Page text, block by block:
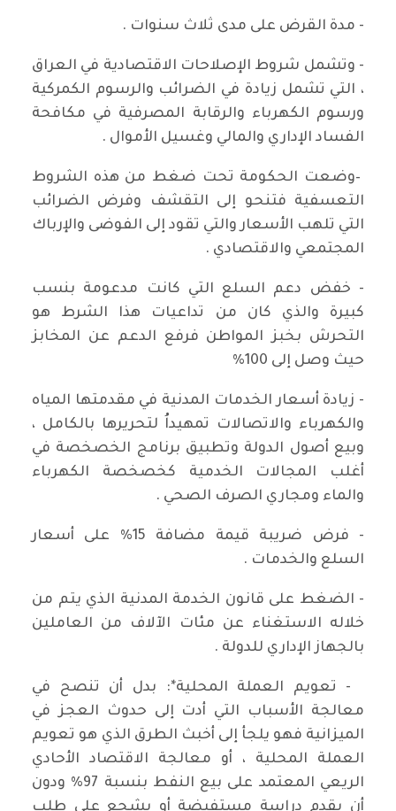
- مدة القرض على مدى ثلاث سنوات .
- وتشمل شروط الإصلاحات الاقتصادية في العراق
، التي تشمل زيادة في الضرائب والرسوم الكمركية
ورسوم الكهرباء والرقابة المصرفية في مكافحة
الفساد الإداري والمالي وغسيل الأموال .
–وضعت الحكومة تحت ضغط من هذه الشروط
التعسفية فتنحو إلى التقشف وفرض الضرائب
التي تلهب الأسعار والتي تقود إلى الفوضى والإرباك
المجتمعي والاقتصادي .
- خفض دعم السلع التي كانت مدعومة بنسب
كبيرة والذي كان من تداعيات هذا الشرط هو
التحرش بخبز المواطن فرفع الدعم عن المخابز
حيث وصل إلى 100%
- زيادة أسعار الخدمات المدنية في مقدمتها المياه
والكهرباء والاتصالات تمهيداُ لتحريرها بالكامل ،
وبيع أصول الدولة وتطبيق برنامج الخصخصة في
أغلب المجالات الخدمية كخصخصة الكهرباء
والماء ومجاري الصرف الصحي .
- فرض ضريبة قيمة مضافة 15% على أسعار
السلع والخدمات .
- الضغط على قانون الخدمة المدنية الذي يتم من
خلاله الاستغناء عن مئات الآلاف من العاملين
بالجهاز الإداري للدولة .
- تعويم العملة المحلية*: بدل أن تنصح في
معالجة الأسباب التي أدت إلى حدوث العجز في
الميزانية فهو يلجأ إلى أخبث الطرق الذي هو تعويم
العملة المحلية ، أو معالجة الاقتصاد الأحادي
الريعي المعتمد على بيع النفط بنسبة 97% ودون
أن يقدم دراسة مستفيضة أو يشجع على طلب